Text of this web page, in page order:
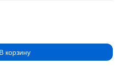
В корзину